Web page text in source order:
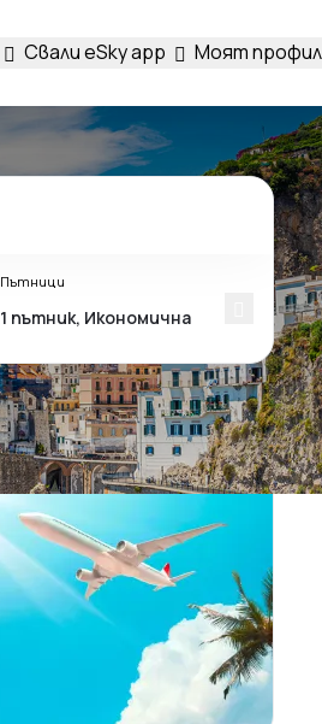
Свали eSky app Моят профил
Пътници